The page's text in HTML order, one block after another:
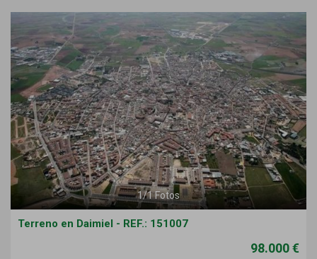
1/1Fotos
Terreno en Daimiel - REF.: 151007
98.000 €